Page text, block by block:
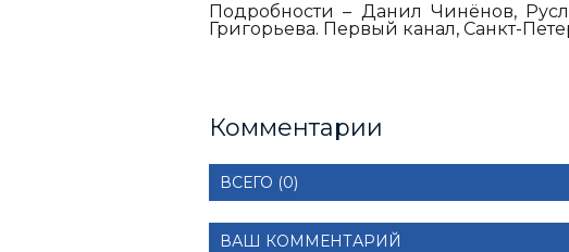
Подробности – Данил Чинёнов,
Григорьева. Первый канал, Санкт-
Комментарии
ВСЕГО (0)
ВАШ КОММЕНТАРИЙ